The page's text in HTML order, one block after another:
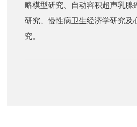
略模型研究、自动容积超声乳腺
研究、慢性病卫生经济学研究及
究。